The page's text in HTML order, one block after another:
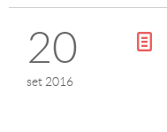
20
set 2016
g